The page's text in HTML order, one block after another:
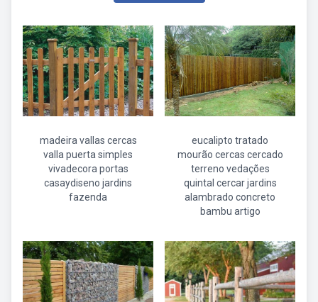
madeira vallas cercas
valla puerta simples
vivadecora portas
casaydiseno jardins
fazenda
eucalipto tratado
mourão cercas cercado
terreno vedações
quintal cercar jardins
alambrado concreto
bambu artigo